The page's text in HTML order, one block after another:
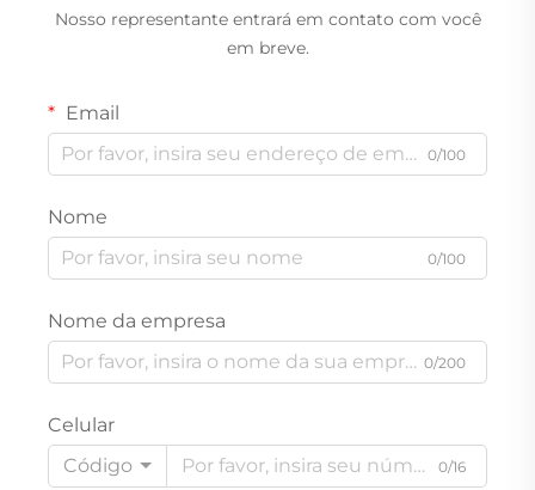
Nosso representante entrará em contato com você
em breve.
Email
0/100
Nome
0/100
Nome da empresa
0/200
Celular
Código
0/16